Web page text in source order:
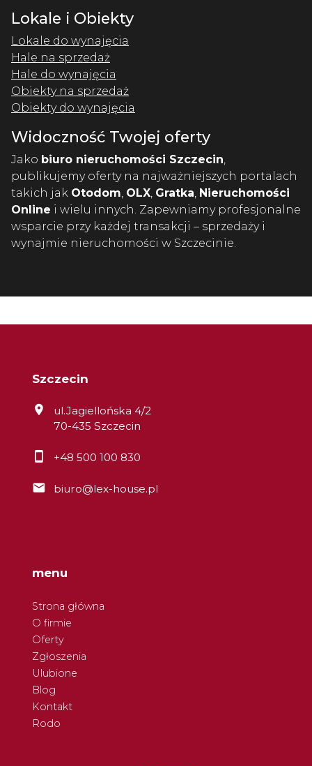
Lokale i Obiekty
Lokale do wynajęcia
Hale na sprzedaż
Hale do wynajęcia
Obiekty na sprzedaż
Obiekty do wynajęcia
Widoczność Twojej oferty
Jako biuro nieruchomości Szczecin
publikujemy oferty na najważniejszych portalach
takich jak Otodom OLX Gratka Nieruchomości
Online i wielu innych. Zapewniamy profesjonalne
wsparcie przy każdej transakcji – sprzedaży i
wynajmie nieruchomości w Szczecinie.
Szczecin
ul.Jagiellońska 4/2
70-435 Szczecin
+48 500 100 830
biuro@lex-house.pl
menu
Strona główna
O firmie
Oferty
Zgłoszenia
Ulubione
Blog
Kontakt
Rodo